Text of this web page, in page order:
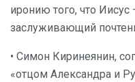
иронию того, что
заслуживающий
• Симон Киринеянин,
«отцом Александра и